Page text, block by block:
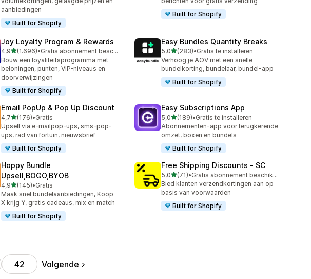
aanbiedingen
Built for Shopify
Built for Shopify
Joy Loyalty Program & Rewards
4,9van 5 sterren
(1.696)
1696 recensies in totaal
•
Gratis abonnement beschikbaar
Bouw een loyaliteitsprogramma met
beloningen, punten, VIP-niveaus en
doorverwijzingen
Built for Shopify
Easy Bundles Quantity Breaks
5,0van 5 sterren
(283)
283 recensies in totaal
•Gratis te installeren
Verhoog je AOV met een snelle
bundelkorting, bundelaar, bundel-app
Built for Shopify
Email PopUp & Pop Up Discount
4,7van 5 sterren
(176)
176 recensies in totaal
•Gratis
Upsell via e-mailpop-ups, sms-pop-
ups, rad van fortuin, nieuwsbrief
Built for Shopify
Easy Subscriptions App
5,0van 5 sterren
(189)
189 recensies in totaal
•Gratis te installeren
Abonnementen-app voor terugkerende
omzet, boxen en bundels
Built for Shopify
Hoppy Bundle
Upsell,BOGO,BYOB
4,9van 5 sterren
(145)
145 recensies in totaal
•Gratis
Maak snel bundelaanbiedingen, Koop
X krijg Y, gratis cadeaus, mix en match
Built for Shopify
Free Shipping Discounts ‑ SC
5,0van 5 sterren
(71)
71 recensies in totaal
•
Gratis abonnement beschikbaar
Bied klanten verzendkortingen aan op
basis van voorwaarden
Built for Shopify
42 Volgende